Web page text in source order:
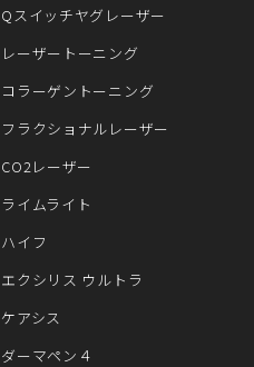
Qスイッチヤグレーザー
レーザートーニング
コラーゲントーニング
フラクショナルレーザー
CO2レーザー
ライムライト
ハイフ
エクシリス ウルトラ
ケアシス
ダーマペン４